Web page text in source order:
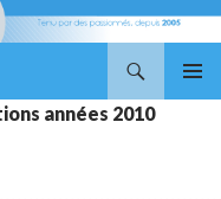
années 2010